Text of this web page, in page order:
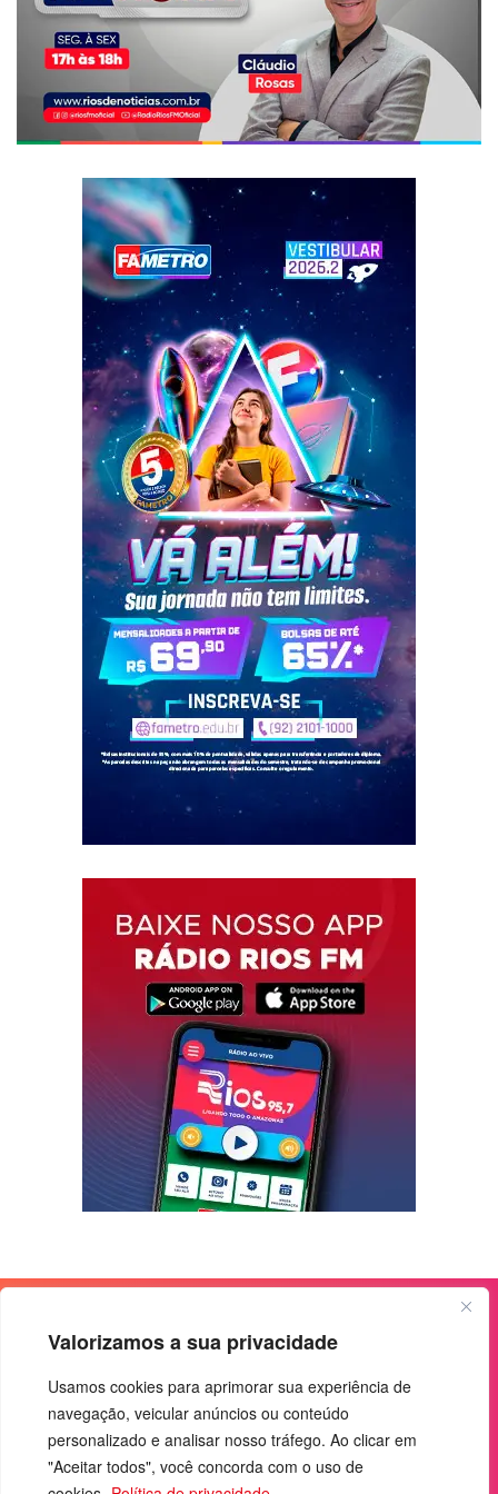
Valorizamos a sua privacidade
Usamos cookies para aprimorar sua experiência de
navegação, veicular anúncios ou conteúdo
personalizado e analisar nosso tráfego. Ao clicar em
"Aceitar todos", você concorda com o uso de